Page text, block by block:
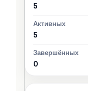
5
5
0